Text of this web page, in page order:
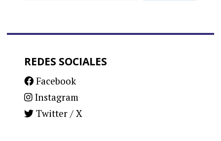
REDES SOCIALES
Facebook
Instagram
Twitter / X